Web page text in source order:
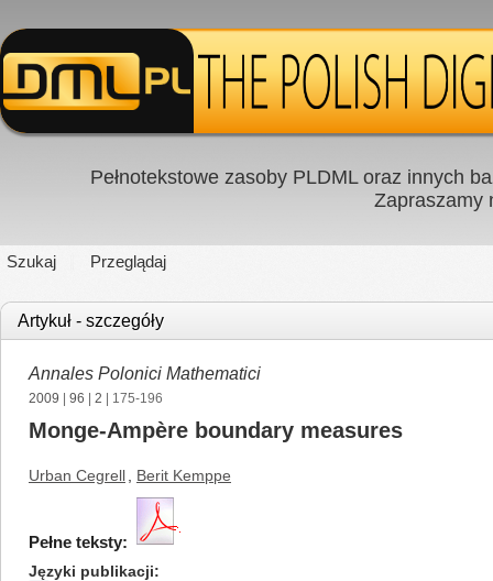
Pełnotekstowe zasoby PLDML oraz innych
Zapraszamy
Szukaj Przeglądaj
Artykuł - szczegóły
Annales Polonici Mathematici
2009 96 2 | 175-196
Monge-Ampère boundary measures
Urban Cegrell Berit Kemppe
Pełne teksty:
Języki publikacji